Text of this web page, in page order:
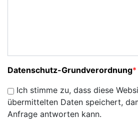
Datenschutz-Grundverordnung*
Ich stimme zu, dass diese
übermittelten Daten speichert,
Anfrage antworten kann.